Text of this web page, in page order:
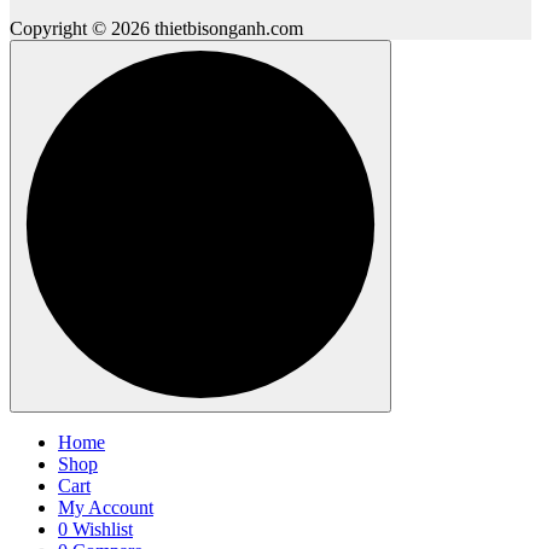
Copyright © 2026 thietbisonganh.com
Home
Shop
Cart
My Account
0 Wishlist